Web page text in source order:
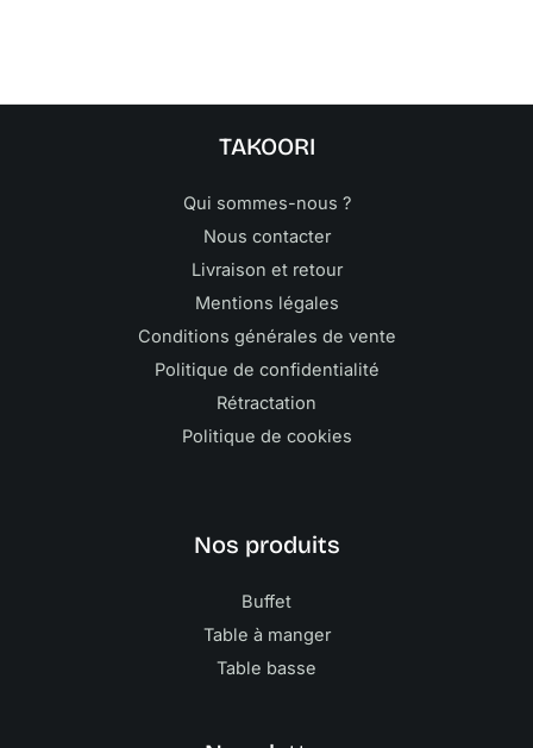
TAKOORI
Qui sommes-nous ?
Nous contacter
Livraison et retour
Mentions légales
Conditions générales de vente
Politique de confidentialité
Rétractation
Politique de cookies
Nos produits
Buffet
Table à manger
Table basse